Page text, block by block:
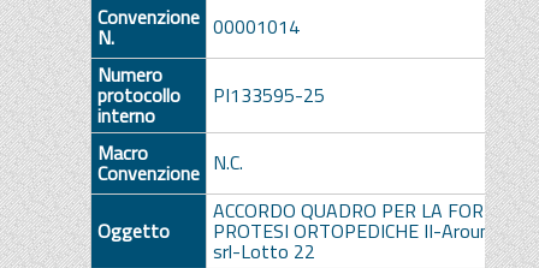
Convenzione
N.
00001014
Numero
protocollo
interno
PI133595-25
Macro
Convenzione N.C.
Oggetto
ACCORDO QUADRO PER LA
PROTESI ORTOPEDICHE II-Around
srl-Lotto 22